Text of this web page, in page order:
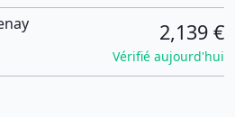
2,139 €
Vérifié aujourd'hui